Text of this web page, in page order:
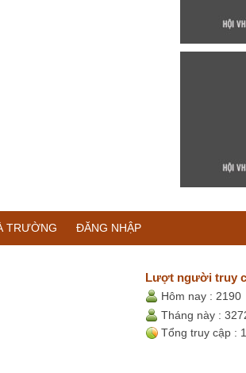
TRƯỜNG ĐĂNG NHẬP
Lượt người truy
Hôm nay : 2190
Tháng này :
Tổng truy cập :